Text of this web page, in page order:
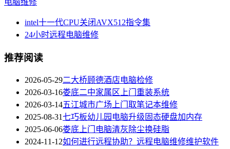
intel十一代CPU关闭AVX512指令集
24小时远程电脑维修
推荐阅读
2026-05-29二大桥顾德酒店电脑检修
2026-03-16娄底二中家属区上门重装系统
2026-03-14五江城市广场上门取笔记本维修
2025-08-31七巧板幼儿园电脑升级固态硬盘加内存
2025-06-06娄底上门电脑清灰除尘换硅脂
2024-11-12如何进行远程协助？远程电脑维修维护软件